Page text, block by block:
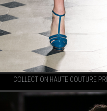
COLLECTION HAUTE COUTURE